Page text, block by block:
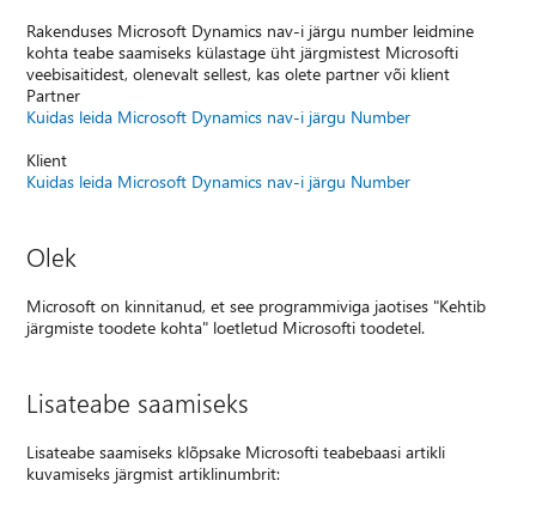
Rakenduses Microsoft Dynamics nav-i järgu number leidmine
kohta teabe saamiseks külastage üht järgmistest Microsofti
veebisaitidest, olenevalt sellest, kas olete partner või klient
Partner
Kuidas leida Microsoft Dynamics nav-i järgu Number
Klient
Kuidas leida Microsoft Dynamics nav-i järgu Number
Olek
Microsoft on kinnitanud, et see programmiviga jaotises "Kehtib
järgmiste toodete kohta" loetletud Microsofti toodetel.
Lisateabe saamiseks
Lisateabe saamiseks klõpsake Microsofti teabebaasi artikli
kuvamiseks järgmist artiklinumbrit: